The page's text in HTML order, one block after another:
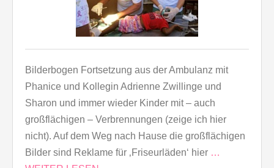
Bilderbogen Fortsetzung aus der Ambulanz mit
Phanice und Kollegin Adrienne Zwillinge und
Sharon und immer wieder Kinder mit – auch
großflächigen – Verbrennungen (zeige ich hier
nicht). Auf dem Weg nach Hause die großflächigen
Bilder sind Reklame für ‚Friseurläden‘ hier …